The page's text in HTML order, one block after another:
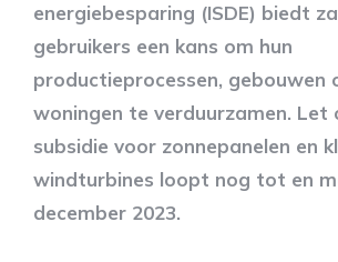
energiebesparing (ISDE) biedt
gebruikers een kans om hun
productieprocessen, gebouwen
woningen te verduurzamen. Let
subsidie voor zonnepanelen en
windturbines loopt nog tot en
december 2023.